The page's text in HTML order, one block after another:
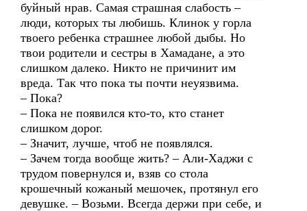
буйный нрав. Самая страшная слабость –
люди, которых ты любишь. Клинок у горла
твоего ребенка страшнее любой дыбы. Но
твои родители и сестры в Хамадане, а это
слишком далеко. Никто не причинит им
вреда. Так что пока ты почти неуязвима.
– Пока?
– Пока не появился кто-то, кто станет
слишком дорог.
– Значит, лучше, чтоб не появлялся.
– Зачем тогда вообще жить? – Али-Хаджи с
трудом повернулся и, взяв со стола
крошечный кожаный мешочек, протянул его
девушке. – Возьми. Всегда держи при себе, и